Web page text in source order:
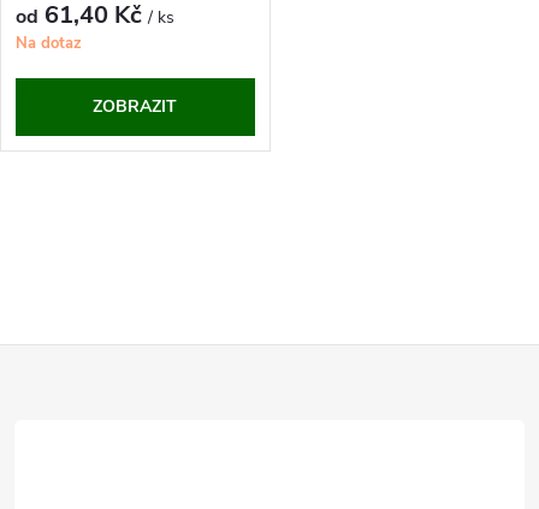
od 61,40 Kč/ ks
Na dotaz
ZOBRAZIT